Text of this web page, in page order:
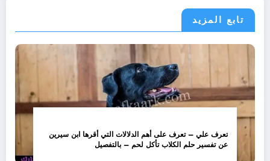
تابع المزيد
تعرف علي – تعرف على أهم الدلالات التي أقرها ابن سيرين
عن تفسير حلم الكلاب تأكل لحم – بالتفصيل